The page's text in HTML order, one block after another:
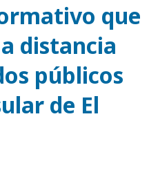
que
distancia
públicos
de El